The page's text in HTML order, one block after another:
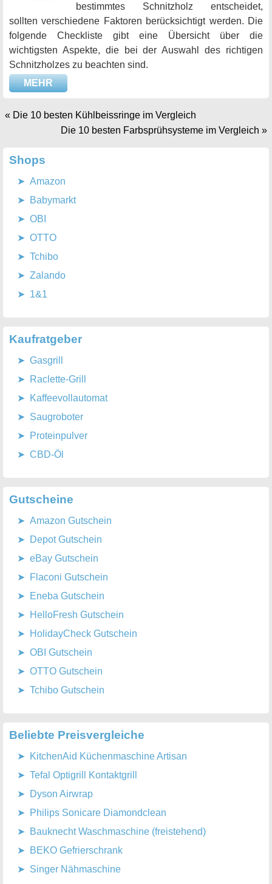
bestimmtes Schnitzholz entscheidet,
sollten verschiedene Faktoren berücksichtigt werden. Die
folgende Checkliste gibt eine Übersicht über die
wichtigsten Aspekte, die bei der Auswahl des richtigen
Schnitzholzes zu beachten sind.
MEHR
« Die 10 besten Kühlbeissringe im Vergleich
Die 10 besten Farbsprühsysteme im Vergleich »
Shops
Amazon
Babymarkt
OBI
OTTO
Tchibo
Zalando
1&1
Kaufratgeber
Gasgrill
Raclette-Grill
Kaffeevollautomat
Saugroboter
Proteinpulver
CBD-Öl
Gutscheine
Amazon Gutschein
Depot Gutschein
eBay Gutschein
Flaconi Gutschein
Eneba Gutschein
HelloFresh Gutschein
HolidayCheck Gutschein
OBI Gutschein
OTTO Gutschein
Tchibo Gutschein
Beliebte Preisvergleiche
KitchenAid Küchenmaschine Artisan
Tefal Optigrill Kontaktgrill
Dyson Airwrap
Philips Sonicare Diamondclean
Bauknecht Waschmaschine (freistehend)
BEKO Gefrierschrank
Singer Nähmaschine